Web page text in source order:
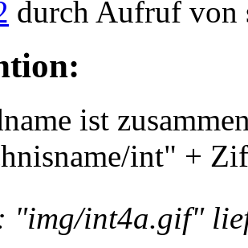
durch Aufruf von
ist
int" +
"img/int4a.gif"